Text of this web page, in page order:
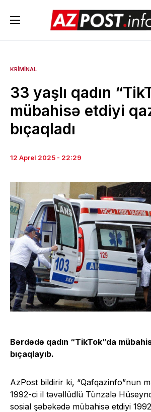
KRIMINAL
33 yaşlı qadın
mübahisə etdiyi
bıçaqladı
12 Aprel 2025 - 22:29
Bərdədə qadın “TikTok”da
bıçaqlayıb.
AzPost bildirir ki, “Qafqazinfo”nun
1992-ci il təvəllüdlü Tünzalə
sosial şəbəkədə mübahisə etdiyi